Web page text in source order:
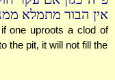
אין הבור מתמלא
one uproots a clod of
the pit, it will not fill the